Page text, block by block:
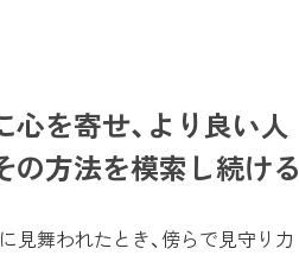
を寄せ、より良い人
の方法を模索し続ける
見舞われたとき、傍らで見守り力